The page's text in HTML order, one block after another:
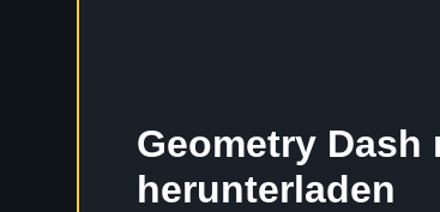
Geometry Dash
herunterladen